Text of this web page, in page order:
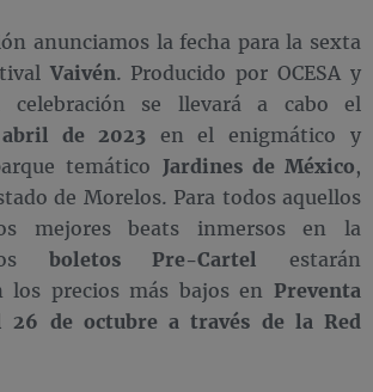
anunciamos la fecha para la sexta
Vaivén. Producido por OCESA y
celebración se llevará a cabo el
de 2023en el enigmático y
temático Jardines de México,
de Morelos. Para todos aquellos
mejores beats inmersos en la
boletos Pre-Cartel estarán
los precios más bajos en Preventa
26 de octubre a través de la Red